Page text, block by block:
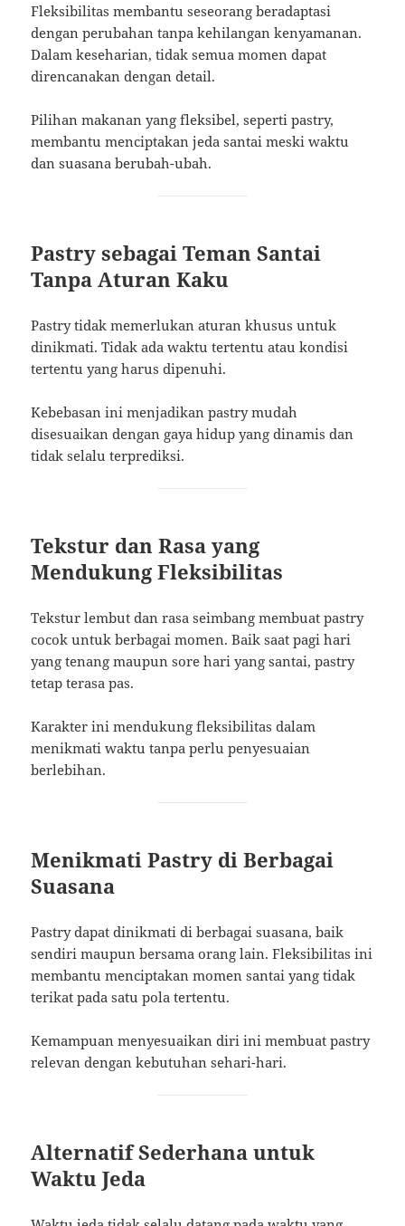
Fleksibilitas membantu seseorang beradaptasi
dengan perubahan tanpa kehilangan kenyamanan.
Dalam keseharian, tidak semua momen dapat
direncanakan dengan detail.
Pilihan makanan yang fleksibel, seperti pastry,
membantu menciptakan jeda santai meski waktu
dan suasana berubah-ubah.
Pastry sebagai Teman Santai
Tanpa Aturan Kaku
Pastry tidak memerlukan aturan khusus untuk
dinikmati. Tidak ada waktu tertentu atau kondisi
tertentu yang harus dipenuhi.
Kebebasan ini menjadikan pastry mudah
disesuaikan dengan gaya hidup yang dinamis dan
tidak selalu terprediksi.
Tekstur dan Rasa yang
Mendukung Fleksibilitas
Tekstur lembut dan rasa seimbang membuat pastry
cocok untuk berbagai momen. Baik saat pagi hari
yang tenang maupun sore hari yang santai, pastry
tetap terasa pas.
Karakter ini mendukung fleksibilitas dalam
menikmati waktu tanpa perlu penyesuaian
berlebihan.
Menikmati Pastry di Berbagai
Suasana
Pastry dapat dinikmati di berbagai suasana, baik
sendiri maupun bersama orang lain. Fleksibilitas ini
membantu menciptakan momen santai yang tidak
terikat pada satu pola tertentu.
Kemampuan menyesuaikan diri ini membuat pastry
relevan dengan kebutuhan sehari-hari.
Alternatif Sederhana untuk
Waktu Jeda